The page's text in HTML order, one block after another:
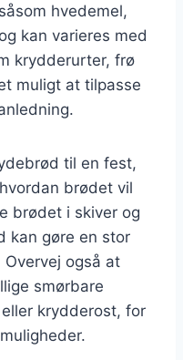
hvedemel,
kan varieres med
krydderurter, frø
muligt at tilpasse
til en fest,
brødet vil
brødet i skiver og
kan gøre en stor
også at
smørbare
krydderost, for